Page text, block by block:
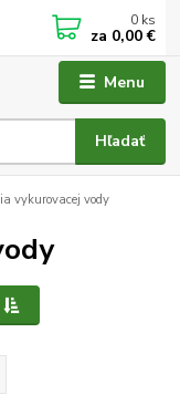
Menu
Hľadať
0 ks
za 0,00 €
vykurovacej vody